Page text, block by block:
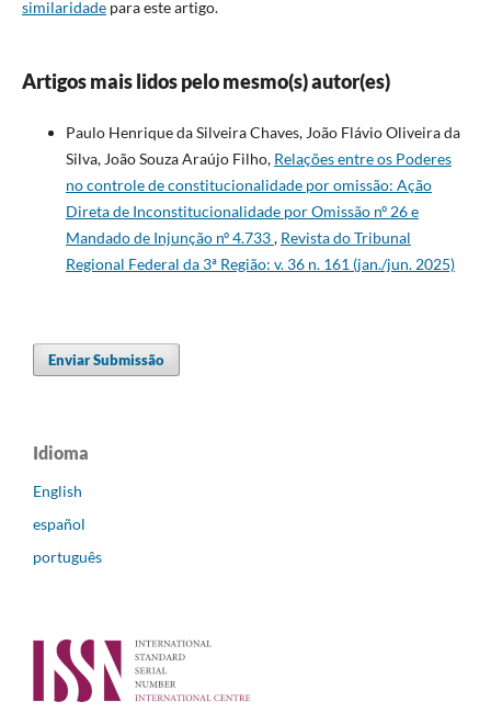
similaridadepara este artigo.
Artigos mais lidos pelo mesmo(s) autor(es)
Paulo Henrique da Silveira Chaves, João Flávio Oliveira da
Silva, João Souza Araújo Filho, Relações entre os Poderes
no controle de constitucionalidade por omissão: Ação
Direta de Inconstitucionalidade por Omissão nº 26 e
Mandado de Injunção nº 4.733, Revista do Tribunal
Regional Federal da 3ª Região: v. 36 n. 161 (jan./jun. 2025)
Enviar Submissão
Idioma
English
español
português